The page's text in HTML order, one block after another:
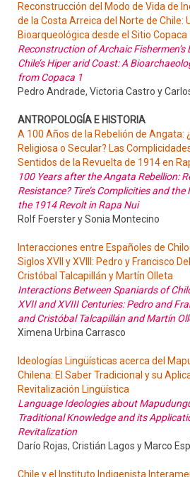
Reconstrucción del Modo de Vida de
de la Costa Arreica del Norte de Chile:
Bioarqueológica desde el Sitio Copaca
Reconstruction of Archaic
Chile’s Hiper arid Coast: A
from Copaca 1
Pedro Andrade, Victoria Castro y
ANTROPOLOGÍA E HISTORIA
A 100 Años de la Rebelión de Angata:
Religiosa o Secular? Las
Sentidos de la Revuelta de 1914 en
100 Years after the Angata Rebellion:
Resistance? Tire’s Complicities and
the 1914 Revolt in Rapa Nui
Rolf Foerster y Sonia Montecino
Interacciones entre Españoles de
Siglos XVII y XVIII: Pedro y Francisco
Cristóbal Talcapillán y Martín Olleta
Interactions Between Spaniards of
XVII and XVIII Centuries: Pedro and
and Cristóbal Talcapillán and Martín
Ximena Urbina Carrasco
Ideologías Lingüísticas acerca del
Chilena: El Saber Tradicional y su
Revitalización Lingüística
Language Ideologies about
Traditional Knowledge and its
Revitalization
Darío Rojas, Cristián Lagos y Marco
Chile y el Instituto Indigenista